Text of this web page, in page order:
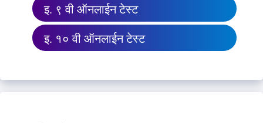
इ. ९ वी ऑनलाईन टेस्ट
इ. १० वी ऑनलाईन टेस्ट